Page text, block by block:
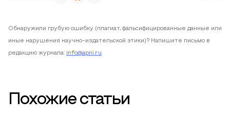
Обнаружили грубую ошибку (плагиат, фальсифицированные данные или
иные нарушения научно-издательской этики)? Напишите письмо в
редакцию журнала: info@apni.ru
Похожие статьи